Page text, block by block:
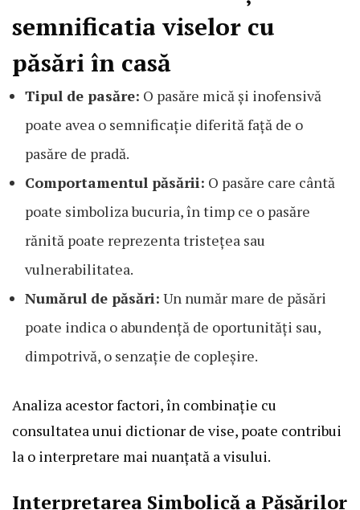
semnificatia viselor cu
păsări în casă
Tipul de pasăre: O pasăre mică și inofensivă
poate avea o semnificație diferită față de o
pasăre de pradă.
Comportamentul păsării: O pasăre care cântă
poate simboliza bucuria, în timp ce o pasăre
rănită poate reprezenta tristețea sau
vulnerabilitatea.
Numărul de păsări: Un număr mare de păsări
poate indica o abundență de oportunități sau,
dimpotrivă, o senzație de copleșire.
Analiza acestor factori, în combinație cu
consultatea unui dictionar de vise, poate contribui
la o interpretare mai nuanțată a visului.
Interpretarea Simbolică a Păsărilor